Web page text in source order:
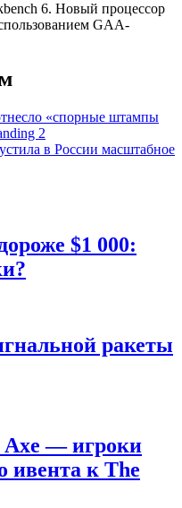
6. Новый процессор
GAA-
«спорные штампы
2
в России масштабное
$1 000:
ракеты
Axe — игроки
ивента к The